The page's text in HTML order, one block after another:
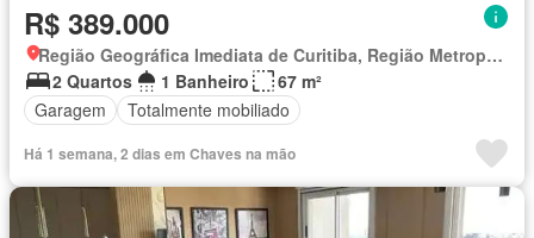
R$ 389.000
Região Geográfica Imediata de Curitiba, Região Metropolitana de Curitiba
2 Quartos
1 Banheiro
67 m²
Garagem
Totalmente mobiliado
Há 1 semana, 2 dias em Chaves na mão